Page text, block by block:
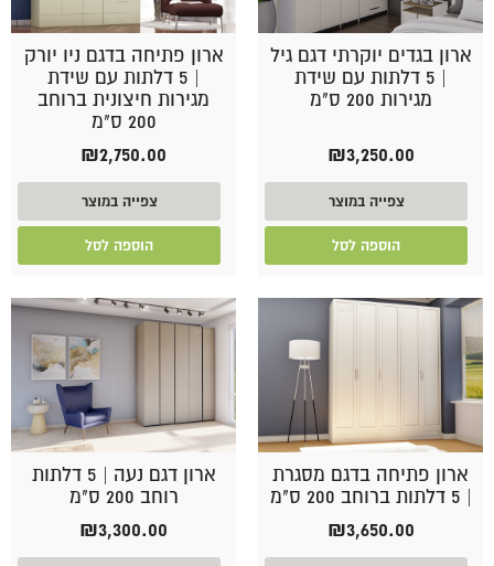
ארון בגדים יוקרתי דגם גיל
| 5 דלתות עם שידת
מגירות 200 ס"מ
₪3,250.00
צפייה במוצר
הוספה לסל
ארון פתיחה בדגם ניו יורק
| 5 דלתות עם שידת
מגירות חיצונית ברוחב
200 ס"מ
₪2,750.00
צפייה במוצר
הוספה לסל
ארון פתיחה בדגם מסגרת
₪3,650.00
ארון דגם נעה | 5 דלתות
רוחב 200 ס"מ
₪3,300.00